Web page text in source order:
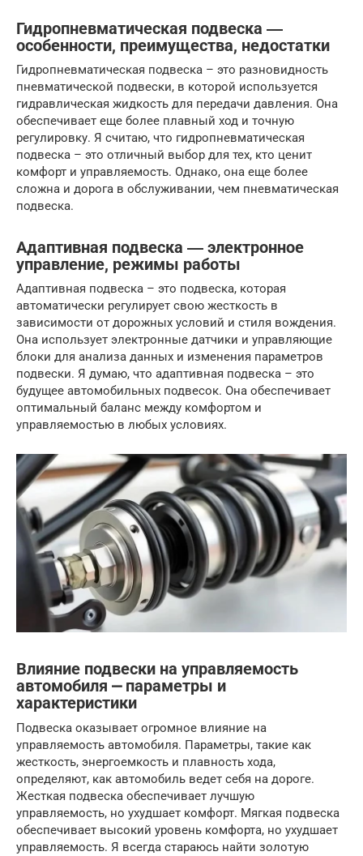
Гидропневматическая подвеска ―
особенности, преимущества, недостатки
Гидропневматическая подвеска – это разновидность
пневматической подвески, в которой используется
гидравлическая жидкость для передачи давления. Она
обеспечивает еще более плавный ход и точную
регулировку. Я считаю, что гидропневматическая
подвеска – это отличный выбор для тех, кто ценит
комфорт и управляемость. Однако, она еще более
сложна и дорога в обслуживании, чем пневматическая
подвеска.
Адаптивная подвеска ― электронное
управление, режимы работы
Адаптивная подвеска – это подвеска, которая
автоматически регулирует свою жесткость в
зависимости от дорожных условий и стиля вождения.
Она использует электронные датчики и управляющие
блоки для анализа данных и изменения параметров
подвески. Я думаю, что адаптивная подвеска – это
будущее автомобильных подвесок. Она обеспечивает
оптимальный баланс между комфортом и
управляемостью в любых условиях.
Влияние подвески на управляемость
автомобиля ⎼ параметры и
характеристики
Подвеска оказывает огромное влияние на
управляемость автомобиля. Параметры, такие как
жесткость, энергоемкость и плавность хода,
определяют, как автомобиль ведет себя на дороге.
Жесткая подвеска обеспечивает лучшую
управляемость, но ухудшает комфорт. Мягкая подвеска
обеспечивает высокий уровень комфорта, но ухудшает
управляемость. Я всегда стараюсь найти золотую